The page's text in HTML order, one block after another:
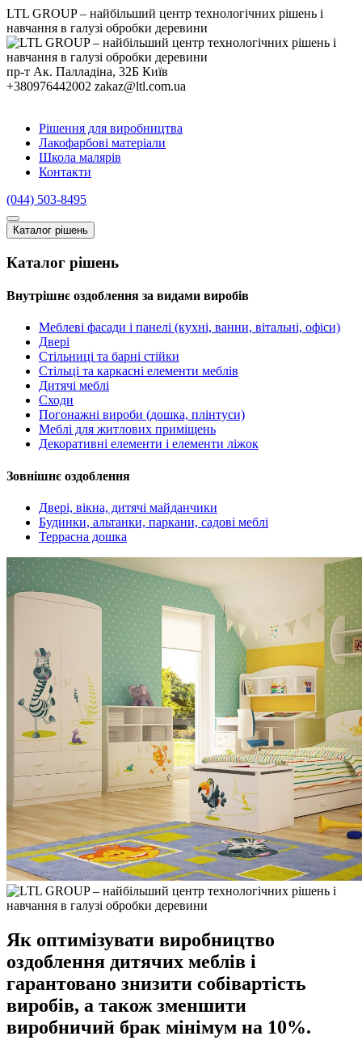
LTL GROUP – найбільший центр технологічних рішень і
навчання в галузі обробки деревини
пр-т Ак. Палладіна, 32Б Київ
+380976442002 zakaz@ltl.com.ua
Рішення для виробництва
Лакофарбові матеріали
Школа малярів
Контакти
(044) 503-8495
Каталог рiшень
Каталог рiшень
Внутрішнє оздоблення за видами виробів
Меблеві фасади і панелі (кухні, ванни, вітальні, офіси)
Двері
Стільниці та барні стійки
Стільці та каркасні елементи меблів
Дитячі меблі
Сходи
Погонажні вироби (дошка, плінтуси)
Меблі для житлових приміщень
Декоративні елементи і елементи ліжок
Зовнішнє оздоблення
Двері, вікна, дитячі майданчики
Будинки, альтанки, паркани, садові меблі
Террасна дошка
Як оптимізувати виробництво
оздоблення дитячих меблів і
гарантовано знизити собівартість
виробів, а також зменшити
виробничий брак мінімум на 10%.